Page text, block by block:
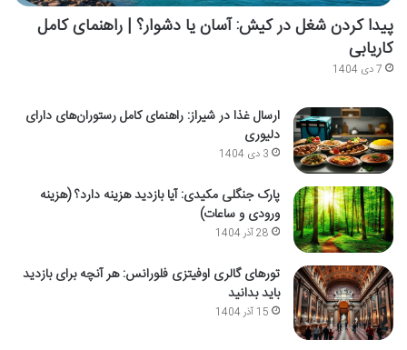
پیدا کردن شغل در کیش: آسان یا دشوار؟ | راهنمای کامل
کاریابی
7 دی 1404
ارسال غذا در شیراز: راهنمای کامل رستوران‌های دارای
دلیوری
3 دی 1404
پارک جنگلی مکیدی: آیا بازدید هزینه دارد؟ (هزینه
ورودی و ساعات)
28 آذر 1404
تورهای گالری اوفیتزی فلورانس: هر آنچه برای بازدید
باید بدانید
15 آذر 1404